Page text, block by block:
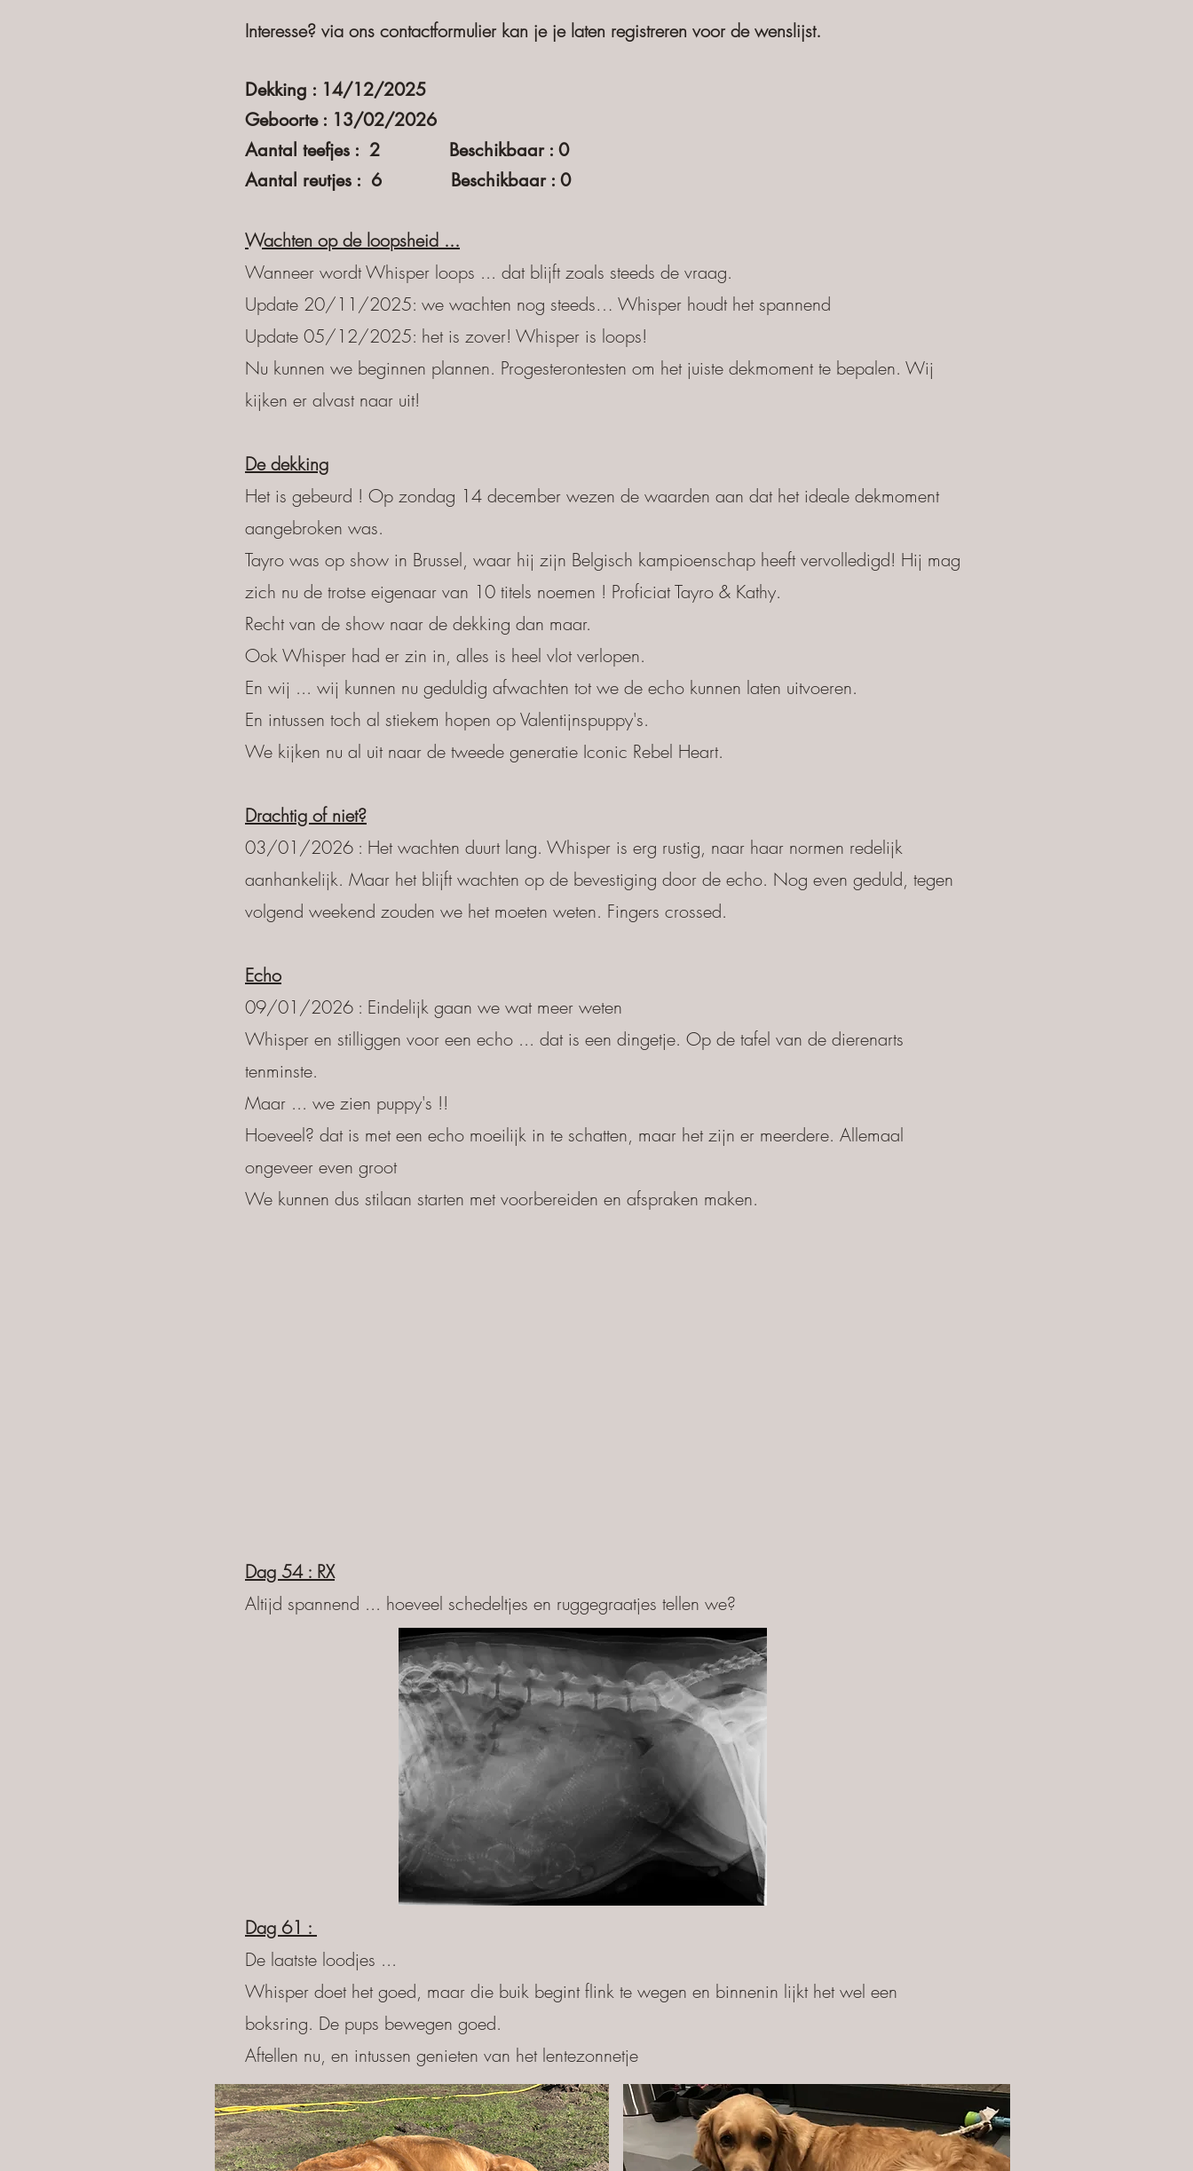
Interesse? via ons contactformulier kan je je laten registreren voor de wenslijst.
Dekking : 14/12/2025
Geboorte : 13/02/2026
Aantal teefjes : 2 Beschikbaar : 0
Aantal reutjes : 6 Beschikbaar : 0
Wachten op de loopsheid ...
Wanneer wordt Whisper loops ... dat blijft zoals steeds de vraag.
Update 20/11/2025: we wachten nog steeds… Whisper houdt het spannend
Update 05/12/2025: het is zover! Whisper is loops!
Nu kunnen we beginnen plannen. Progesterontesten om het juiste dekmoment te bepalen. Wij
kijken er alvast naar uit!
De dekking
Het is gebeurd ! Op zondag 14 december wezen de waarden aan dat het ideale dekmoment
aangebroken was.​
Tayro was op show in Brussel, waar hij zijn Belgisch kampioenschap heeft vervolledigd! Hij mag
zich nu de trotse eigenaar van 10 titels noemen ! Proficiat Tayro & Kathy.
Recht van de show naar de dekking dan maar.
Ook Whisper had er zin in, alles is heel vlot verlopen.
En wij ... wij kunnen nu geduldig afwachten tot we de echo kunnen laten uitvoeren.
En intussen toch al stiekem hopen op Valentijnspuppy's.
We kijken nu al uit naar de tweede generatie Iconic Rebel Heart.
Drachtig of niet?
03/01/2026 : Het wachten duurt lang. Whisper is erg rustig, naar haar normen redelijk
aanhankelijk. Maar het blijft wachten op de bevestiging door de echo. Nog even geduld, tegen
volgend weekend zouden we het moeten weten. Fingers crossed.
Echo
09/01/2026 : Eindelijk gaan we wat meer weten
Whisper en stilliggen voor een echo ... dat is een dingetje. Op de tafel van de dierenarts
tenminste.
Maar ... we zien puppy's !!
Hoeveel? dat is met een echo moeilijk in te schatten, maar het zijn er meerdere. Allemaal
ongeveer even groot
We kunnen dus stilaan starten met voorbereiden en afspraken maken.
Dag 54 : RX
Altijd spannend ... hoeveel schedeltjes en ruggegraatjes tellen we?
Dag 61 :
De laatste loodjes ...
Whisper doet het goed, maar die buik begint flink te wegen en binnenin lijkt het wel een
boksring. De pups bewegen goed.
Aftellen nu, en intussen genieten van het lentezonnetje